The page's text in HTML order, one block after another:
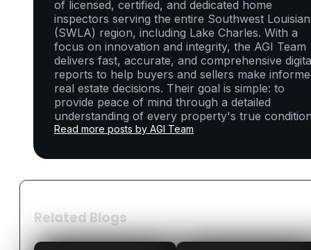
of licensed, certified, and dedicated home
inspectors serving the entire Southwest
(SWLA) region, including Lake Charles. With a
focus on innovation and integrity, the AGI Team
delivers fast, accurate, and comprehensive
reports to help buyers and sellers make
real estate decisions. Their goal is simple: to
provide peace of mind through a detailed
understanding of every property's true
Read more posts by AGI Team
Related Blogs